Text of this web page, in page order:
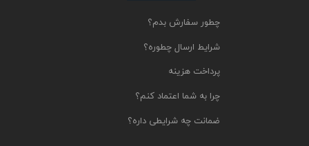
چطور سفارش بدم؟
شرایط ارسال چطوره؟
پرداخت هزینه
چرا به شما اعتماد کنم؟
ضمانت چه شرایطی داره؟